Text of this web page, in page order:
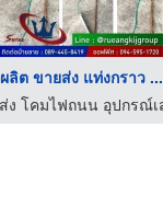
ผลิต ขายส่ง แท่งกราว ...